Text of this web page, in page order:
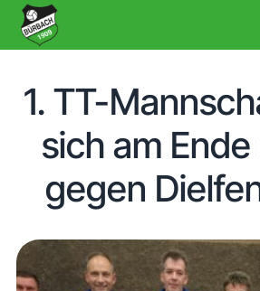
1. TT-
sich am
gegen